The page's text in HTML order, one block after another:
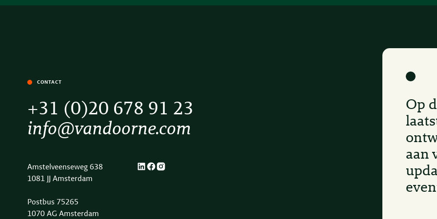
CONTACT
+31 (0)20 678 91 23
info@vandoorne.com
Amstelveenseweg 638
1081 JJ Amsterdam
Postbus 75265
1070 AG Amsterdam
Op
aan